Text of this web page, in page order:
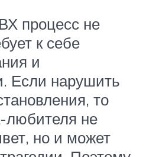
процесс не
к себе
и
Если нарушить
то
любителя не
но и может